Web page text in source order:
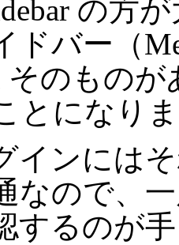
の方
バー（
そのもの
とになり
ンには
なので、
するのが